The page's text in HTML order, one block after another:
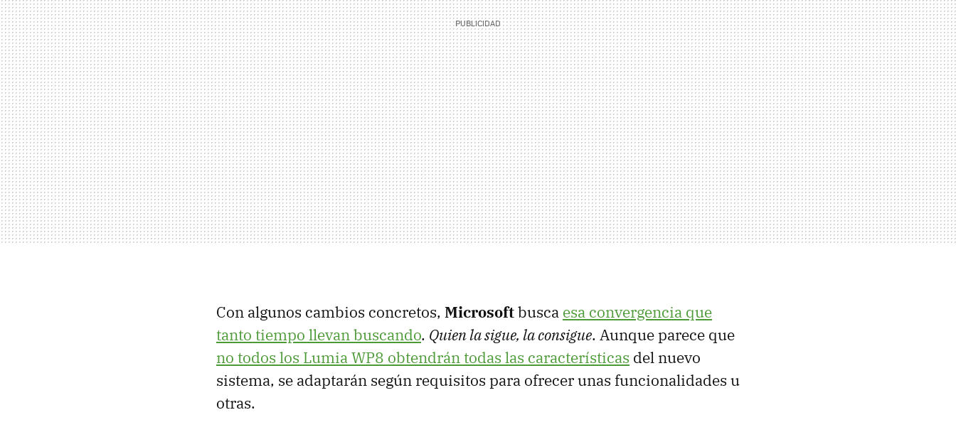
Con algunos cambios concretos, Microsoftbusca esa convergencia que
tanto tiempo llevan buscando. Quien la sigue, la consigue. Aunque parece que
no todos los Lumia WP8 obtendrán todas las características del nuevo
sistema, se adaptarán según requisitos para ofrecer unas funcionalidades u
otras.